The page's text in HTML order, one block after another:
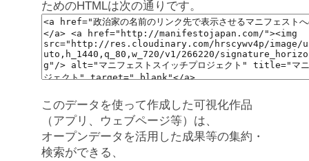
ためのHTMLは次の通りです。
このデータを使って作成した可視化作品
（アプリ、ウェブページ等）は、
オープンデータを活用した成果等の集約・
検索ができる、